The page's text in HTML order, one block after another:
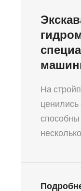
На
ценились